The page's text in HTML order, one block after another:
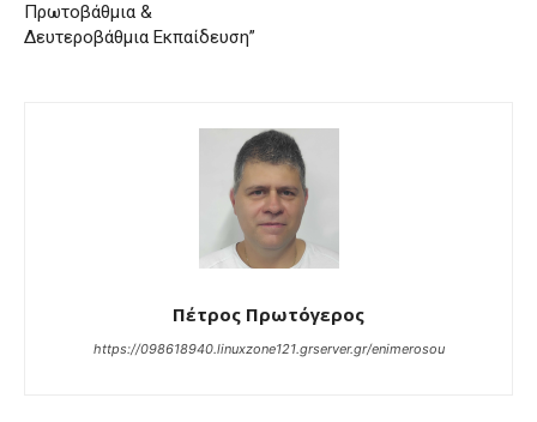
Πρωτοβάθμια &
Δευτεροβάθμια Εκπαίδευση”
Πέτρος Πρωτόγερος
https://098618940.linuxzone121.grserver.gr/enimerosou